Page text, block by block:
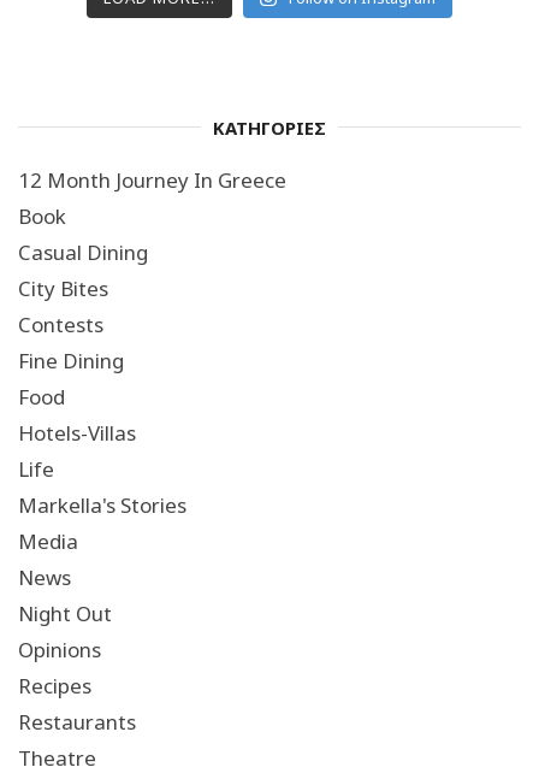
ΚΑΤΗΓΟΡΙΕΣ
12 Month Journey In Greece
Book
Casual Dining
City Bites
Contests
Fine Dining
Food
Hotels-Villas
Life
Markella's Stories
Media
News
Night Out
Opinions
Recipes
Restaurants
Theatre